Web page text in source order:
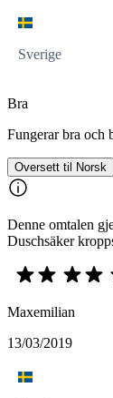
Sverige
Bra
Fungerar bra och
Oversett til Norsk
Denne omtalen
Duschsäker
Maxemilian
13/03/2019